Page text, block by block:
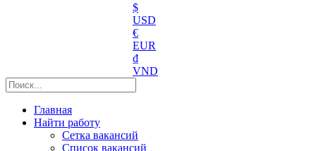
$
USD
€
EUR
₫
VND
Главная
Найти работу
Сетка вакансий
Список вакансий